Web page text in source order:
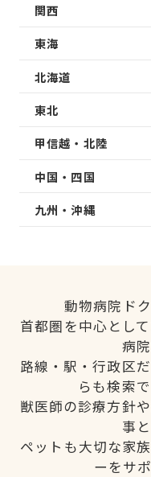
関西
東海
北海道
東北
甲信越・北陸
中国・四国
九州・沖縄
動物病院ド
首都圏を中心とし
病
路線・駅・行政区
らも検索
獣医師の診療方針
事
ペットも大切な家
ーをサ